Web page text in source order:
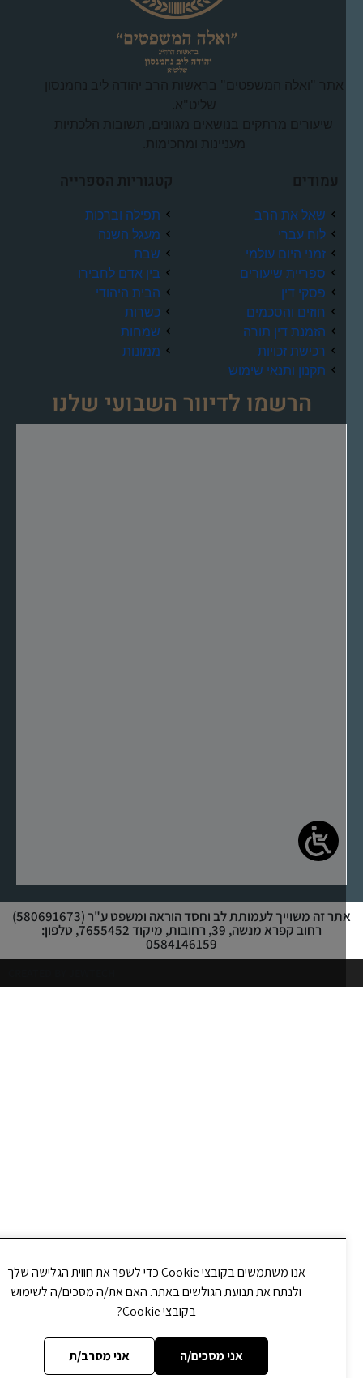
אתר "ואלה המשפטים" בראשות הרב יהודה ליב נחמנסון
שליט"א.
שיעורים מרתקים בנושאים מגוונים, תשובות הלכתיות
מעניינות ומחכימות.
עמודים
שאל את הרב
לוח עברי
זמני היום עולמי
ספריית שיעורים
פסקי דין
חוזים והסכמים
הזמנת דין תורה
רכישת זכויות
תקנון ותנאי שימוש
קטגוריות הספרייה
תפילה וברכות
מעגל השנה
שבת
בין אדם לחבירו
הבית היהודי
כשרות
שמחות
ממונות
הרשמו לדיוור השבועי שלנו
אתר זה משוייך לעמותת לב וחסד הוראה ומשפט ע"ר (580691673)
רחוב קפרא מנשה, 39, רחובות, מיקוד 7655452, טלפון:
0584146159
אנו משתמשים בקובצי Cookie כדי לשפר את חווית הגלישה שלך
ולנתח את תנועת הגולשים באתר. האם את/ה מסכים/ה לשימוש
בקובצי Cookie?
אני מסכים/ה אני מסרב/ת